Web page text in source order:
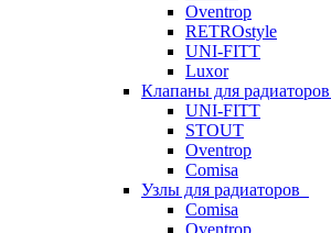
Oventrop
RETROstyle
UNI-FITT
Luxor
Клапаны для радиаторов
UNI-FITT
STOUT
Oventrop
Comisa
Узлы для радиаторов
Comisa
Oventrop